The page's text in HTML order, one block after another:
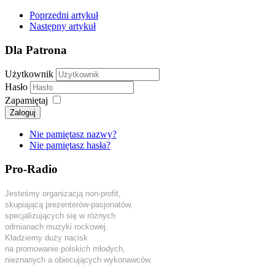
Poprzedni artykuł
Następny artykuł
Dla Patrona
Użytkownik
Hasło
Zapamiętaj
Zaloguj
Nie pamiętasz nazwy?
Nie pamiętasz hasła?
Pro-Radio
Jesteśmy organizacją non-profit,
skupiającą prezenterów-pasjonatów,
specjalizujących się w różnych
odmianach muzyki rockowej.
Kładziemy duży nacisk
na promowanie polskich młodych,
nieznanych a obiecujących wykonawców.